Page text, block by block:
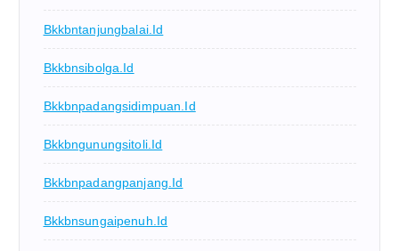
Bkkbntanjungbalai.id
Bkkbnsibolga.id
Bkkbnpadangsidimpuan.id
Bkkbngunungsitoli.id
Bkkbnpadangpanjang.id
Bkkbnsungaipenuh.id